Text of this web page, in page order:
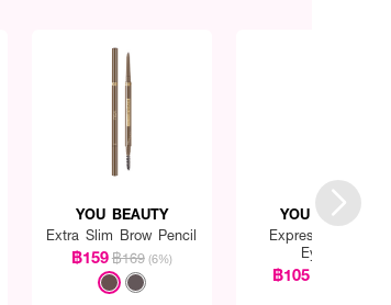
ระโลม
YOU BEAUTY
Extra Slim Brow Pencil
฿159฿169 (6%)
YOU BEAUTY
Express On Point
Eyeliner
฿105